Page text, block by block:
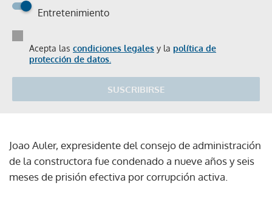
Entretenimiento
Acepta las condiciones legales y la política de
protección de datos.
SUSCRIBIRSE
Joao Auler, expresidente del consejo de administración
de la constructora fue condenado a nueve años y seis
meses de prisión efectiva por corrupción activa.